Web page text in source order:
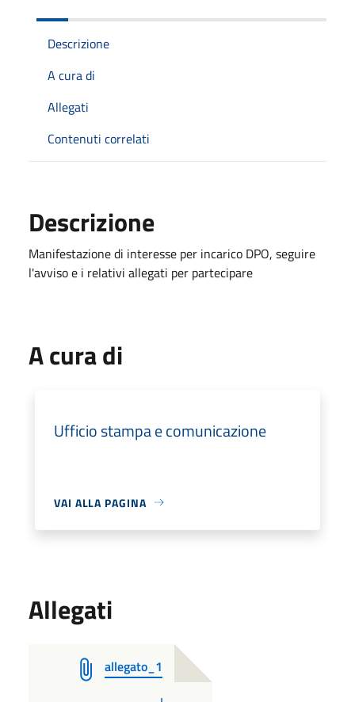
Descrizione
A cura di
Allegati
Contenuti correlati
Descrizione
Manifestazione di interesse per incarico DPO, seguire
l'avviso e i relativi allegati per partecipare
A cura di
Ufficio stampa e comunicazione
VAI ALLA PAGINA
Allegati
allegato_1